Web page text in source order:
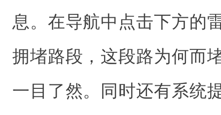
息。在导航中点击下方的
拥堵路段，这段路为何而
一目了然。同时还有系统